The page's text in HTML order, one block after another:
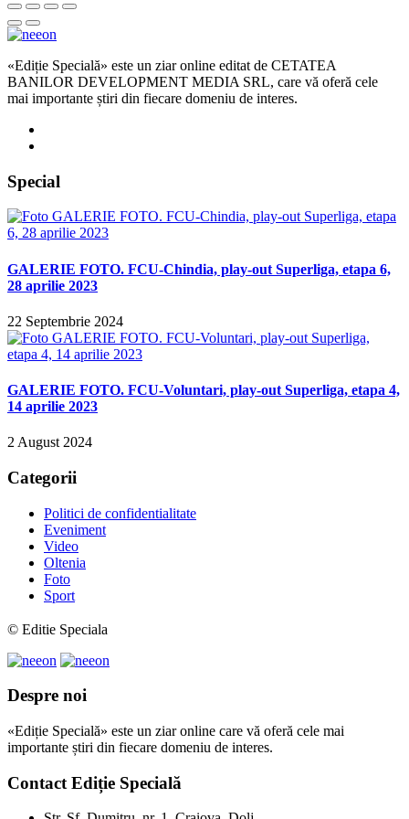
«Ediție Specială» este un ziar online editat de CETATEA
BANILOR DEVELOPMENT MEDIA SRL, care vă oferă cele
mai importante știri din fiecare domeniu de interes.
Special
GALERIE FOTO. FCU-Chindia, play-out Superliga, etapa 6,
28 aprilie 2023
22 Septembrie 2024
GALERIE FOTO. FCU-Voluntari, play-out Superliga, etapa 4,
14 aprilie 2023
2 August 2024
Categorii
Politici de confidentialitate
Eveniment
Video
Oltenia
Foto
Sport
© Editie Speciala
Despre noi
«Ediție Specială» este un ziar online care vă oferă cele mai
importante știri din fiecare domeniu de interes.
Contact Ediție Specială